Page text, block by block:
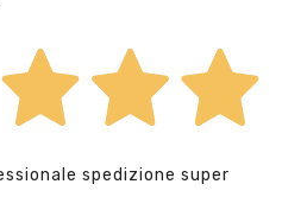
spedizione super